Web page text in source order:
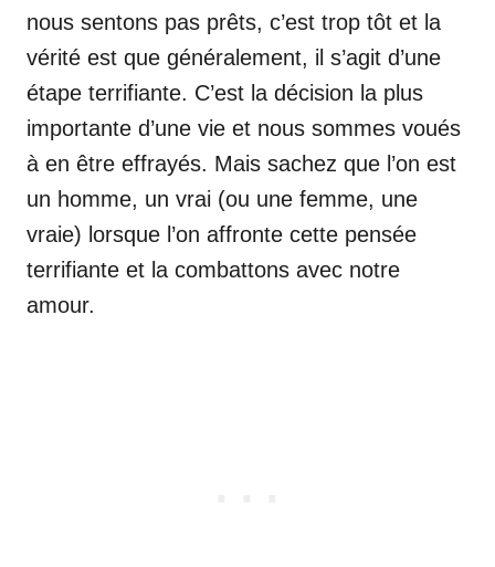
nous sentons pas prêts, c’est trop tôt et la
vérité est que généralement, il s’agit d’une
étape terrifiante. C’est la décision la plus
importante d’une vie et nous sommes voués
à en être effrayés. Mais sachez que l’on est
un homme, un vrai (ou une femme, une
vraie) lorsque l’on affronte cette pensée
terrifiante et la combattons avec notre
amour.